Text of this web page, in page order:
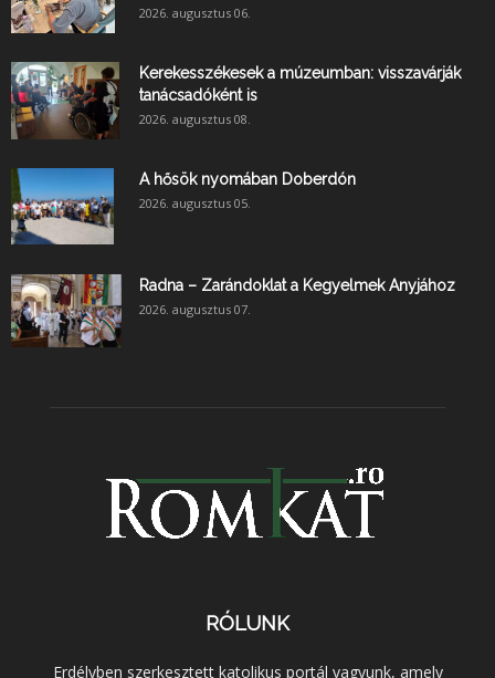
2026. augusztus 06.
Kerekesszékesek a múzeumban: visszavárják
tanácsadóként is
2026. augusztus 08.
A hősök nyomában Doberdón
2026. augusztus 05.
Radna – Zarándoklat a Kegyelmek Anyjához
2026. augusztus 07.
RÓLUNK
Erdélyben szerkesztett katolikus portál vagyunk, amely